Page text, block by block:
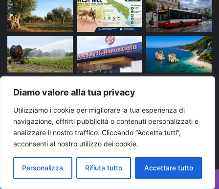
Diamo valore alla tua privacy
Utilizziamo i cookie per migliorare la tua esperienza di
navigazione, offrirti pubblicità o contenuti personalizzati e
analizzare il nostro traffico. Cliccando “Accetta tutti”,
acconsenti al nostro utilizzo dei cookie.
Personalizza Rifiuta tutto Accettare tutto
Tags
arresto bari Brindisi carabinieri cronaca
evidenza Foggia Lecce Martina Franca
News Puglia notizie polizia di stato
Regione Puglia taranto Ultime notizie Puglia